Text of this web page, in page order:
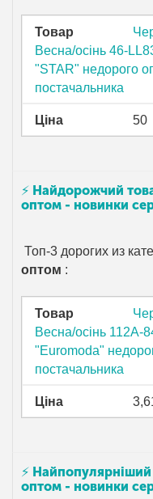
Товар
Весна/осінь 46-
"STAR" недорого
постачальника
Ціна 50
⚡ Найдорожчий
оптом - новинки
Топ-3 дорогих из
оптом :
Товар
Весна/осінь 112A-
"Euromoda"
постачальника
Ціна
⚡
оптом - новинки